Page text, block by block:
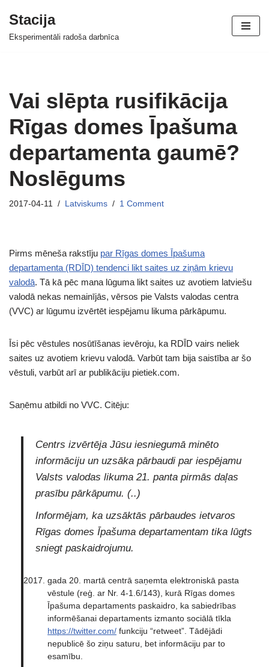
Skip
Stacija
Eksperimentāli radoša darbnīca
Vai slēpta rusifikācija
Rīgas domes Īpašuma
departamenta gaumē?
Noslēgums
2017-04-11 Latviskums 1 Comment
Pirms mēneša rakstīju par Rīgas domes Īpašuma
departamenta (RDĪD) tendenci likt saites uz ziņām krievu
valodā. Tā kā pēc mana lūguma likt saites uz avotiem latviešu
valodā nekas nemainījās, vērsos pie Valsts valodas centra
(VVC) ar lūgumu izvērtēt iespējamu likuma pārkāpumu.
Īsi pēc vēstules nosūtīšanas ievēroju, ka RDĪD vairs neliek
saites uz avotiem krievu valodā. Varbūt tam bija saistība ar šo
vēstuli, varbūt arī ar publikāciju pietiek.com.
Saņēmu atbildi no VVC. Citēju:
Centrs izvērtēja Jūsu iesniegumā minēto
informāciju un uzsāka pārbaudi par iespējamu
Valsts valodas likuma 21. panta pirmās daļas
prasību pārkāpumu. (..)
Informējam, ka uzsāktās pārbaudes ietvaros
Rīgas domes Īpašuma departamentam tika lūgts
sniegt paskaidrojumu.
gada 20. martā centrā saņemta elektroniskā pasta
vēstule (reģ. ar Nr. 4-1.6/143), kurā Rīgas domes
Īpašuma departaments paskaidro, ka sabiedrības
informēšanai departaments izmanto sociālā tīkla
https://twitter.com/ funkciju “retweet”. Tādējādi
nepublicē šo ziņu saturu, bet informāciju par to
esamību.